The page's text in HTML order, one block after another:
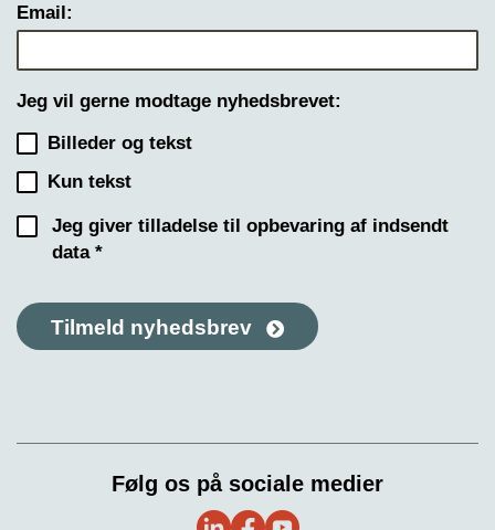
Email:
Jeg vil gerne modtage nyhedsbrevet:
Billeder og tekst
Kun tekst
Jeg giver tilladelse til opbevaring af indsendt
data *
Tilmeld nyhedsbrev
Følg os på sociale medier